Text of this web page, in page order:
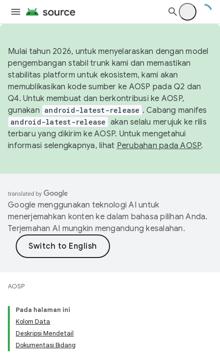
Mulai tahun 2026, untuk menyelaraskan dengan model
pengembangan stabil trunk kami dan memastikan
stabilitas platform untuk ekosistem, kami akan
memublikasikan kode sumber ke AOSP pada Q2 dan
Q4. Untuk membuat dan berkontribusi ke AOSP,
gunakan android-latest-release . Cabang manifes
android-latest-release akan selalu merujuk ke rilis
terbaru yang dikirim ke AOSP. Untuk mengetahui
informasi selengkapnya, lihat Perubahan pada AOSP.
Google menggunakan teknologi AI untuk
menerjemahkan konten ke dalam bahasa pilihan Anda.
Terjemahan AI mungkin mengandung kesalahan.
AOSP
Pada halaman ini
Kolom Data
Deskripsi Mendetail
Dokumentasi Bidang